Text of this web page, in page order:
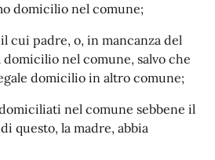
domicilio nel comune;
cui padre, o, in mancanza del
domicilio nel comune, salvo che
domicilio in altro comune;
nel comune sebbene il
questo, la madre, abbia